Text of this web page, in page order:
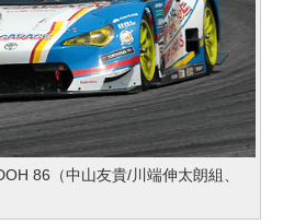
86（中山友貴/川端伸太朗組、